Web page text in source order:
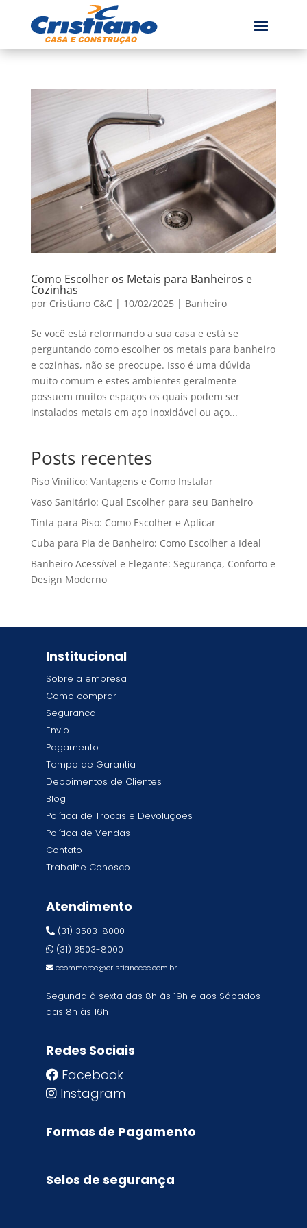
Como Escolher os Metais para Banheiros e
Cozinhas
por Cristiano C&C | 10/02/2025| Banheiro
Se você está reformando a sua casa e está se
perguntando como escolher os metais para banheiro
e cozinhas, não se preocupe. Isso é uma dúvida
muito comum e estes ambientes geralmente
possuem muitos espaços os quais podem ser
instalados metais em aço inoxidável ou aço...
Posts recentes
Piso Vinílico: Vantagens e Como Instalar
Vaso Sanitário: Qual Escolher para seu Banheiro
Tinta para Piso: Como Escolher e Aplicar
Cuba para Pia de Banheiro: Como Escolher a Ideal
Banheiro Acessível e Elegante: Segurança, Conforto e
Design Moderno
Institucional
Sobre a empresa
Como comprar
Seguranca
Envio
Pagamento
Tempo de Garantia
Depoimentos de Clientes
Blog
Política de Trocas e Devoluções
Política de Vendas
Contato
Trabalhe Conosco
Atendimento
(31) 3503-8000
(31) 3503-8000
ecommerce@cristianocec.com.br
Segunda à sexta das 8h às 19h e aos Sábados
das 8h às 16h
Redes Sociais
Facebook
Instagram
Formas de Pagamento
Selos de segurança